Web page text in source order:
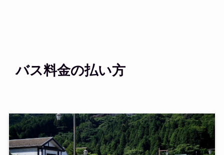
バス料金の払い方